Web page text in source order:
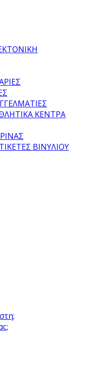
ΚΕΝΤΡΑ
ΒΙΝΥΛΙΟΥ